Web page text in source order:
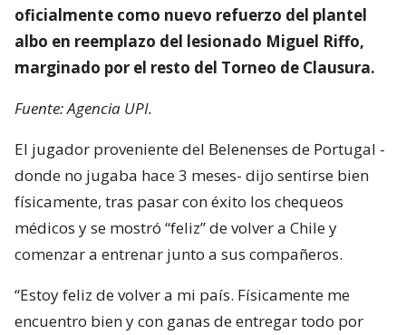
oficialmente como nuevo refuerzo del plantel
albo en reemplazo del lesionado Miguel Riffo,
marginado por el resto del Torneo de Clausura.
Fuente: Agencia UPI.
El jugador proveniente del Belenenses de Portugal -
donde no jugaba hace 3 meses- dijo sentirse bien
físicamente, tras pasar con éxito los chequeos
médicos y se mostró “feliz” de volver a Chile y
comenzar a entrenar junto a sus compañeros.
“Estoy feliz de volver a mi país. Físicamente me
encuentro bien y con ganas de entregar todo por